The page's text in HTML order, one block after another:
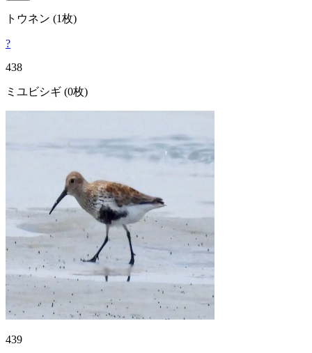
トウネン (1枚)
?
438
ミユビシギ (0枚)
439